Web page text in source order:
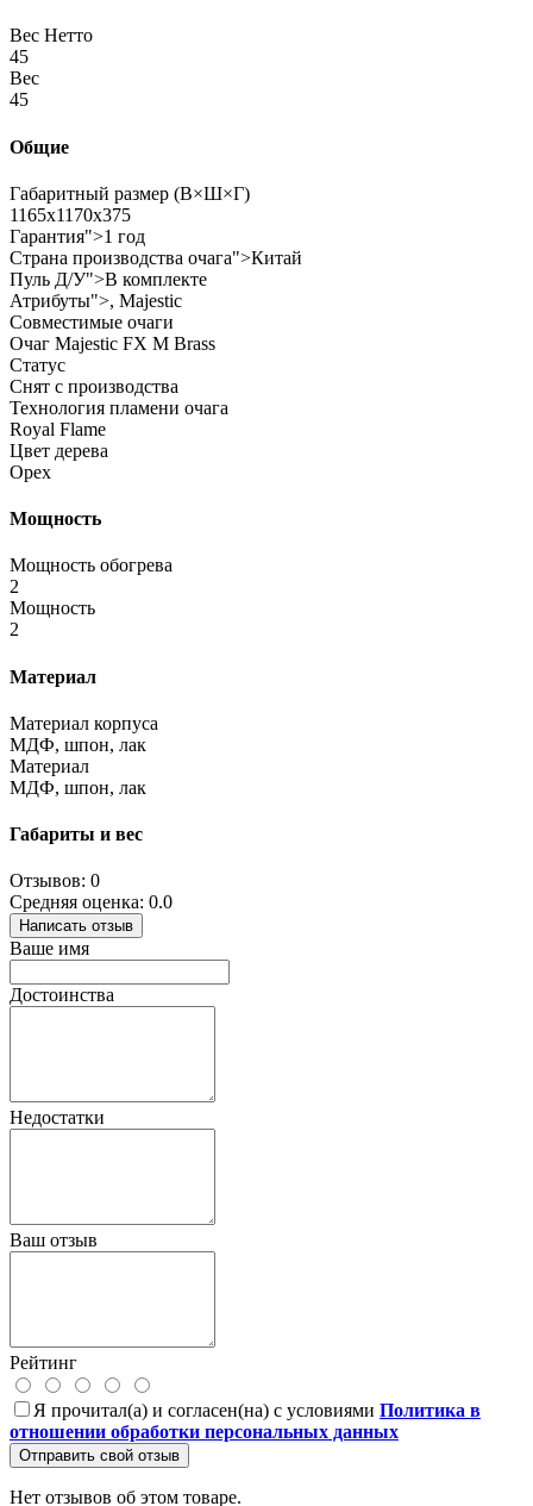
Вес Нетто
45
Вес
45
Общие
Габаритный размер (В×Ш×Г)
1165x1170x375
Гарантия">1 год
Страна производства очага">Китай
Пуль Д/У">В комплекте
Атрибуты">, Majestic
Совместимые очаги
Очаг Majestic FX M Brass
Статус
Снят с производства
Технология пламени очага
Royal Flame
Цвет дерева
Орех
Мощность
Мощность обогрева
2
Мощность
2
Материал
Материал корпуса
МДФ, шпон, лак
Материал
МДФ, шпон, лак
Габариты и вес
Отзывов: 0
Средняя оценка: 0.0
Написать отзыв
Ваше имя
Достоинства
Недостатки
Ваш отзыв
Рейтинг
Я прочитал(а) и согласен(на) с условиями Политика в
отношении обработки персональных данных
Отправить свой отзыв
Нет отзывов об этом товаре.